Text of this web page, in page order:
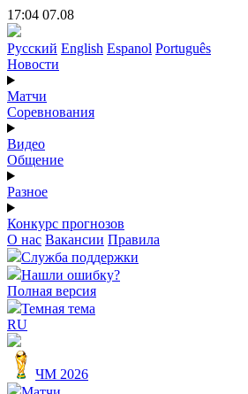
17:04 07.08
Русский English Espanol Português
Новости
Матчи
Соревнования
Видео
Общение
Разное
Конкурс прогнозов
О нас Вакансии Правила
Служба поддержки
Нашли ошибку?
Полная версия
Темная тема
RU
ЧМ 2026